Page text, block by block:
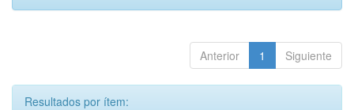
Anterior 1 Siguiente
Resultados por ítem: